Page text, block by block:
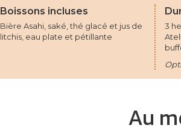
Boissons incluses
Bière Asahi, saké, thé glacé et jus de
litchis, eau plate et pétillante
3
Au